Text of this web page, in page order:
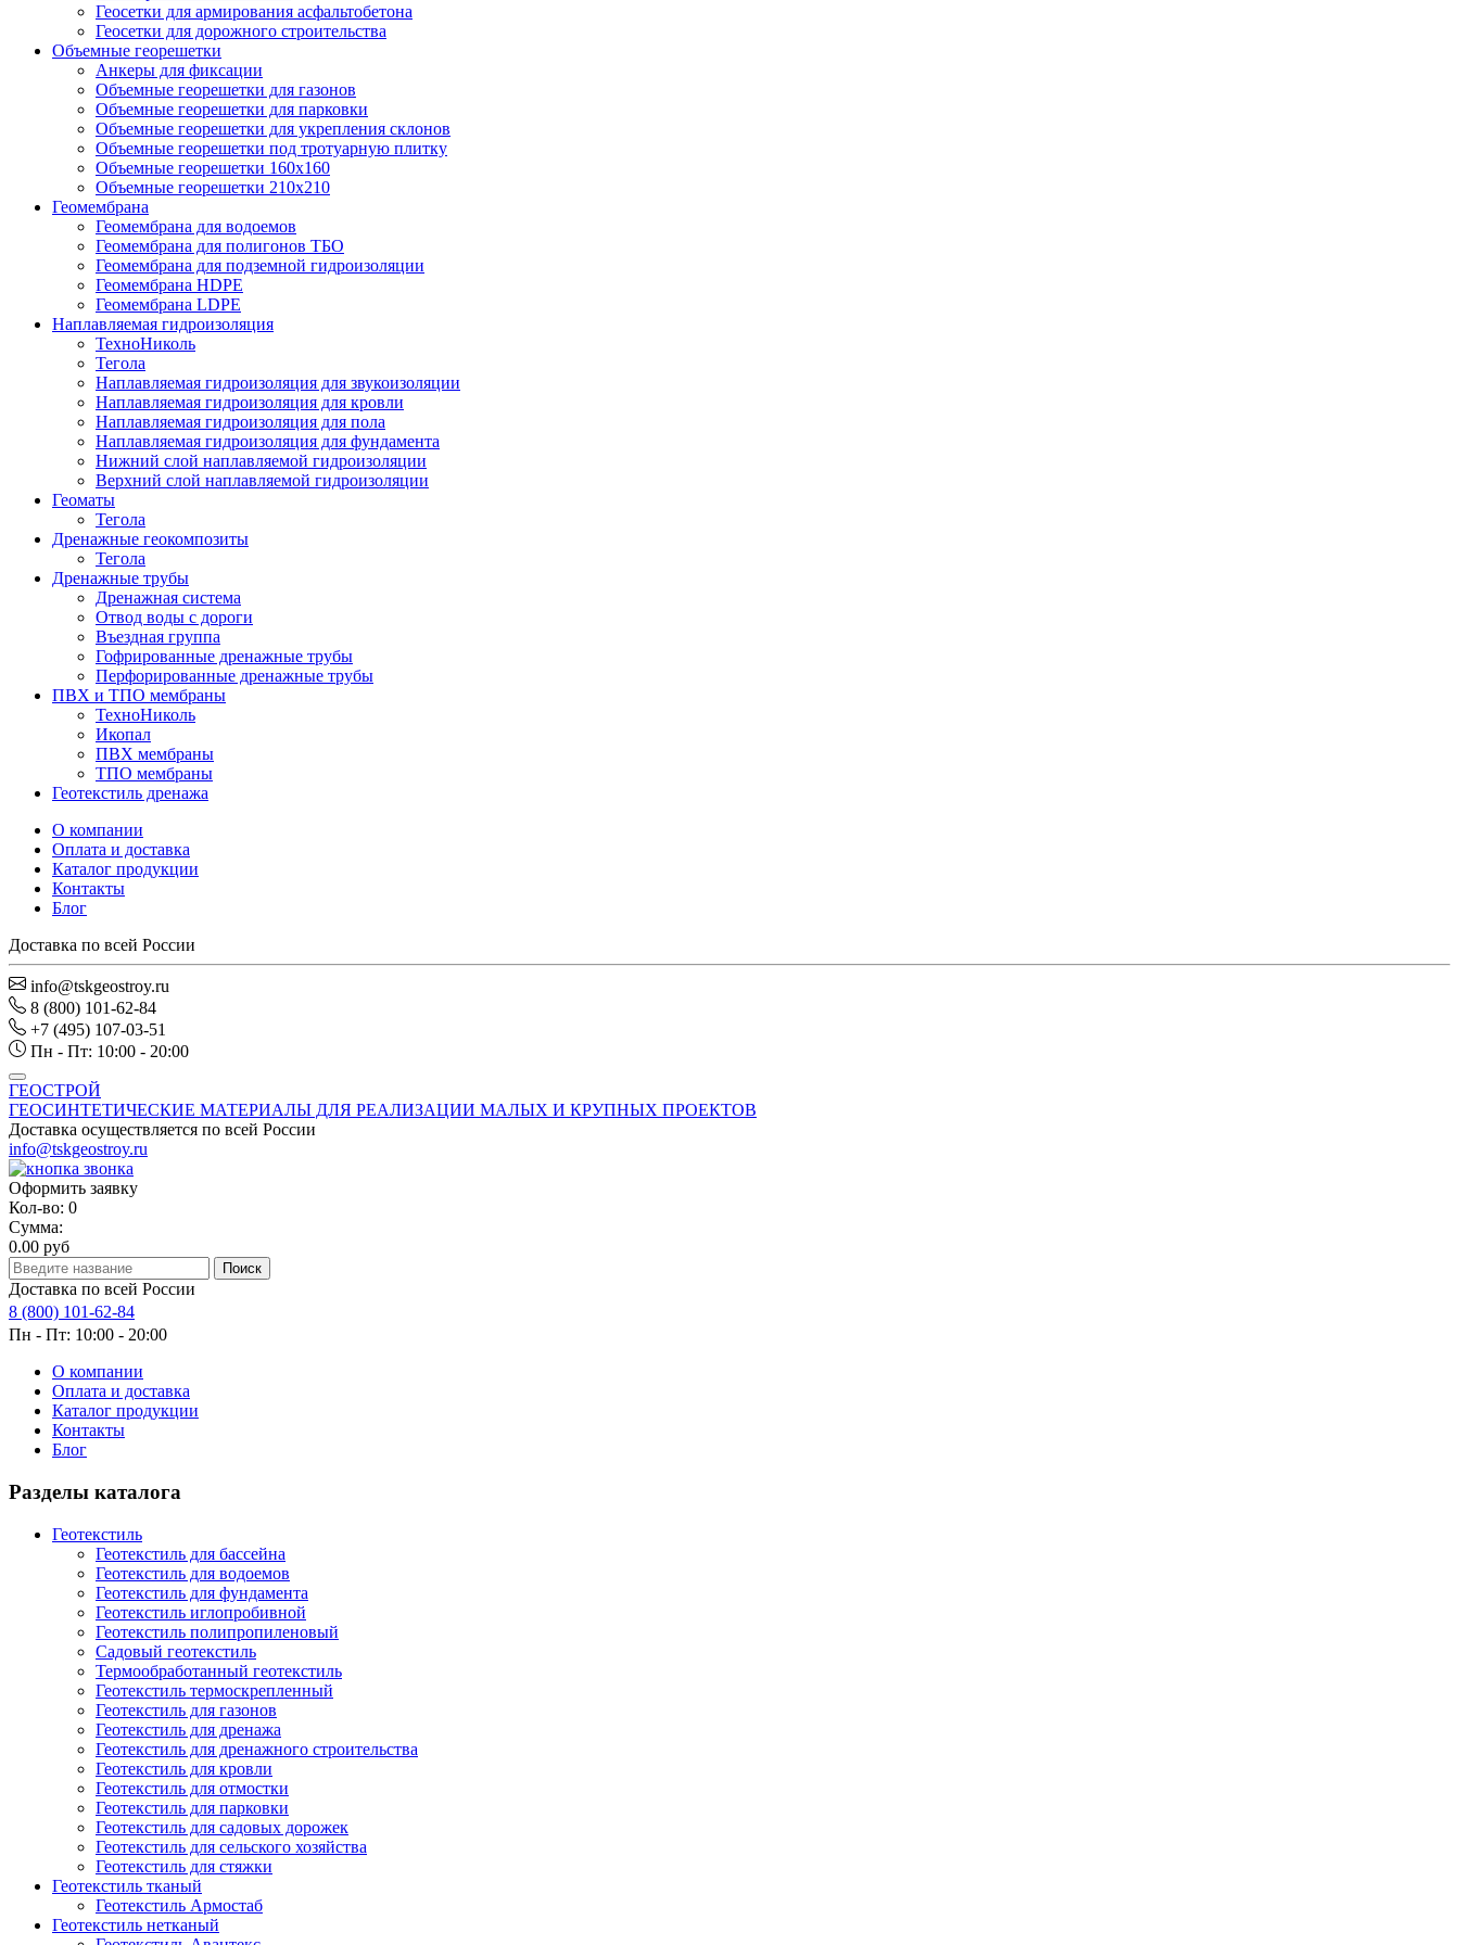
Геосетки для армирования асфальтобетона
Геосетки для дорожного строительства
Объемные георешетки
Анкеры для фиксации
Объемные георешетки для газонов
Объемные георешетки для парковки
Объемные георешетки для укрепления склонов
Объемные георешетки под тротуарную плитку
Объемные георешетки 160х160
Объемные георешетки 210х210
Геомембрана
Геомембрана для водоемов
Геомембрана для полигонов ТБО
Геомембрана для подземной гидроизоляции
Геомембрана HDPE
Геомембрана LDPE
Наплавляемая гидроизоляция
ТехноНиколь
Тегола
Наплавляемая гидроизоляция для звукоизоляции
Наплавляемая гидроизоляция для кровли
Наплавляемая гидроизоляция для пола
Наплавляемая гидроизоляция для фундамента
Нижний слой наплавляемой гидроизоляции
Верхний слой наплавляемой гидроизоляции
Геоматы
Тегола
Дренажные геокомпозиты
Тегола
Дренажные трубы
Дренажная система
Отвод воды с дороги
Въездная группа
Гофрированные дренажные трубы
Перфорированные дренажные трубы
ПВХ и ТПО мембраны
ТехноНиколь
Икопал
ПВХ мембраны
ТПО мембраны
Геотекстиль дренажа
О компании
Оплата и доставка
Каталог продукции
Контакты
Блог
Доставка по всей России
info@tskgeostroy.ru
8 (800) 101-62-84
+7 (495) 107-03-51
Пн - Пт: 10:00 - 20:00
ГЕОСТРОЙ
ГЕОСИНТЕТИЧЕСКИЕ МАТЕРИАЛЫ ДЛЯ РЕАЛИЗАЦИИ МАЛЫХ И КРУПНЫХ ПРОЕКТОВ
Доставка осуществляется по всей России
info@tskgeostroy.ru
Оформить заявку
Кол-во: 0
Сумма:
0.00 руб
Доставка по всей России
8 (800) 101-62-84
Пн - Пт: 10:00 - 20:00
О компании
Оплата и доставка
Каталог продукции
Контакты
Блог
Разделы каталога
Геотекстиль
Геотекстиль для бассейна
Геотекстиль для водоемов
Геотекстиль для фундамента
Геотекстиль иглопробивной
Геотекстиль полипропиленовый
Садовый геотекстиль
Термообработанный геотекстиль
Геотекстиль термоскрепленный
Геотекстиль для газонов
Геотекстиль для дренажа
Геотекстиль для дренажного строительства
Геотекстиль для кровли
Геотекстиль для отмостки
Геотекстиль для парковки
Геотекстиль для садовых дорожек
Геотекстиль для сельского хозяйства
Геотекстиль для стяжки
Геотекстиль тканый
Геотекстиль Армостаб
Геотекстиль нетканый